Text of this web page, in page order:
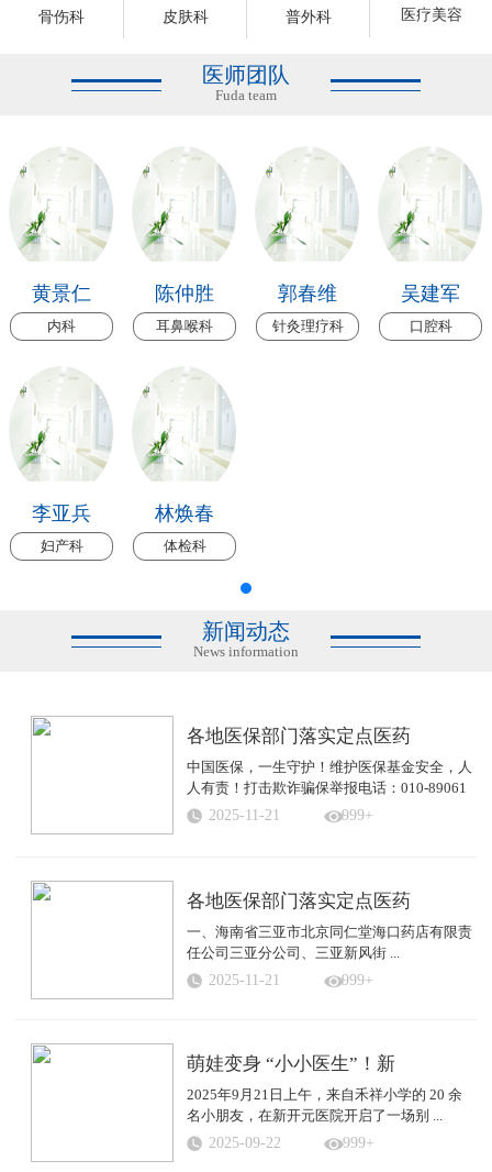
骨伤科 皮肤科 普外科 医疗美容
医师团队
Fuda team
黄景仁
内科
陈仲胜
耳鼻喉科
郭春维
针灸理疗科
吴建军
口腔科
李亚兵
妇产科
林焕春
体检科
新闻动态
News information
各地医保部门落实定点医药
中国医保，一生守护！维护医保基金安全，人
人有责！打击欺诈骗保举报电话：010-89061
...
2025-11-21 999+
各地医保部门落实定点医药
一、海南省三亚市北京同仁堂海口药店有限责
任公司三亚分公司、三亚新风街 ...
2025-11-21 999+
萌娃变身 “小小医生”！新
2025年9月21日上午，来自禾祥小学的 20 余
名小朋友，在新开元医院开启了一场别 ...
2025-09-22 999+